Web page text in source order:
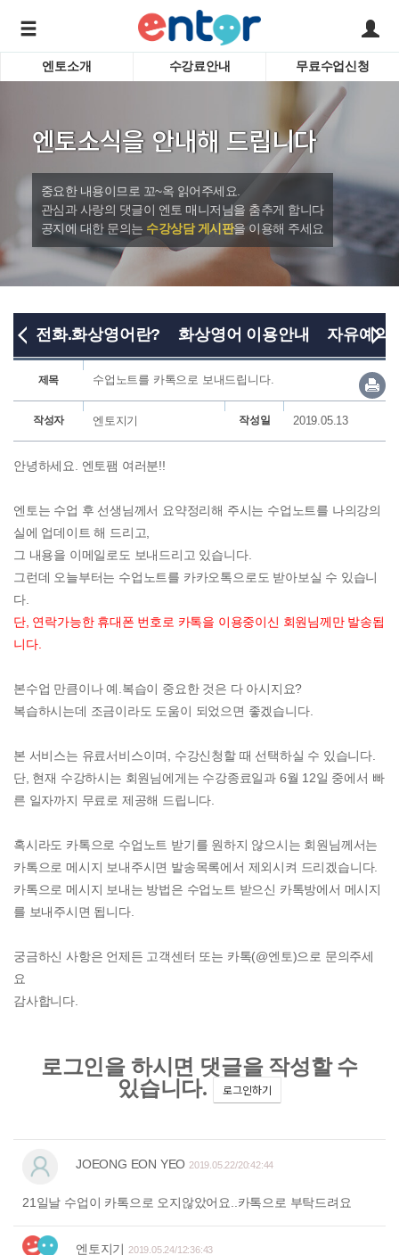
바로가기
서비스안내
강사소개
회사소개
어린이
시험영
수업교
엔토소개 수강료안내 무료수업신청
엔토소식을 안내해 드립니다
중요한 내용이므로 꼬~옥 읽어주세요.
관심과 사랑의 댓글이 엔토 매니저님을 춤추게 합니다
공지에 대한 문의는 수강상담 게시판을 이용해 주세요
전화.화상영어란? 화상영어 이용안내 자유예약
제목 수업노트를 카톡으로 보내드립니다.
작성자 엔토지기 작성일 2019.05.13
안녕하세요. 엔토팸 여러분!!
엔토는 수업 후 선생님께서 요약정리해 주시는 수업노트를 나의강의
실에 업데이트 해 드리고,
그 내용을 이메일로도 보내드리고 있습니다.
그런데 오늘부터는 수업노트를 카카오톡으로도 받아보실 수 있습니
다.
단, 연락가능한 휴대폰 번호로 카톡을 이용중이신 회원님께만 발송됩
니다.
본수업 만큼이나 예.복습이 중요한 것은 다 아시지요?
복습하시는데 조금이라도 도움이 되었으면 좋겠습니다.
본 서비스는 유료서비스이며, 수강신청할 때 선택하실 수 있습니다.
단, 현재 수강하시는 회원님에게는 수강종료일과 6월 12일 중에서 빠
른 일자까지 무료로 제공해 드립니다.
혹시라도 카톡으로 수업노트 받기를 원하지 않으시는 회원님께서는
카톡으로 메시지 보내주시면 발송목록에서 제외시켜 드리겠습니다.
카톡으로 메시지 보내는 방법은 수업노트 받으신 카톡방에서 메시지
를 보내주시면 됩니다.
궁금하신 사항은 언제든 고객센터 또는 카톡(@엔토)으로 문의주세
요
감사합니다.